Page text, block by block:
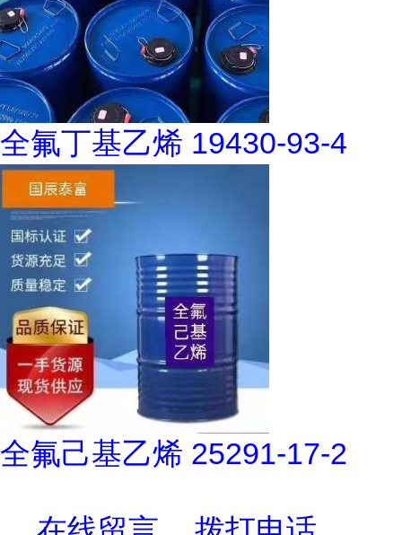
全氟丁基乙烯 19430-93-4
全氟己基乙烯 25291-17-2